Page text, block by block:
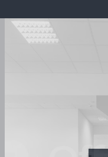
Зображення